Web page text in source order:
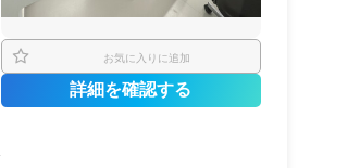
お気に入りに追加
詳細を確認する